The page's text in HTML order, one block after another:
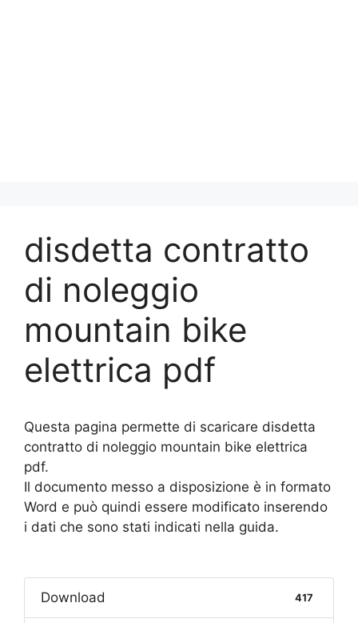
disdetta contratto
di noleggio
mountain bike
elettrica pdf
Questa pagina permette di scaricare disdetta
contratto di noleggio mountain bike elettrica
pdf.
Il documento messo a disposizione è in formato
Word e può quindi essere modificato inserendo
i dati che sono stati indicati nella guida.
Download 417